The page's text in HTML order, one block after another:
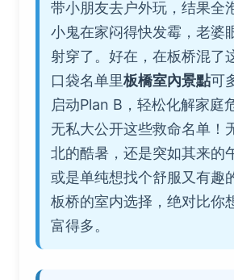
带小朋友去户外玩，结果全
小鬼在家闷得快发霉，老婆
射穿了。好在，在板桥混了
口袋名单里板橋室內景點可
启动Plan B，轻松化解家庭
无私大公开这些救命名单！
北的酷暑，还是突如其来的
或是单纯想找个舒服又有趣
板桥的室内选择，绝对比你
富得多。